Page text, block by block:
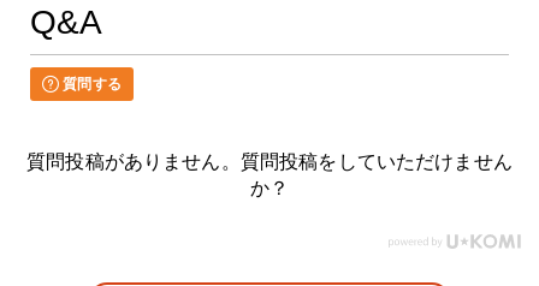
Q&A
質問する
質問投稿がありません。質問投稿をしていただけません
か？